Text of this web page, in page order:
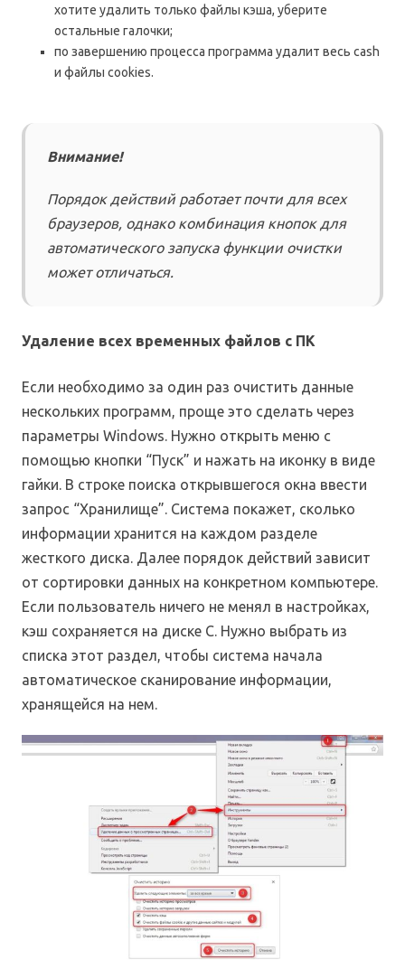
хотите удалить только файлы кэша, уберите
остальные галочки;
по завершению процесса программа удалит весь cash
и файлы cookies.
Внимание!
Порядок действий работает почти для всех
браузеров, однако комбинация кнопок для
автоматического запуска функции очистки
может отличаться.
Удаление всех временных файлов с ПК
Если необходимо за один раз очистить данные
нескольких программ, проще это сделать через
параметры Windows. Нужно открыть меню с
помощью кнопки “Пуск” и нажать на иконку в виде
гайки. В строке поиска открывшегося окна ввести
запрос “Хранилище”. Система покажет, сколько
информации хранится на каждом разделе
жесткого диска. Далее порядок действий зависит
от сортировки данных на конкретном компьютере.
Если пользователь ничего не менял в настройках,
кэш сохраняется на диске C. Нужно выбрать из
списка этот раздел, чтобы система начала
автоматическое сканирование информации,
хранящейся на нем.